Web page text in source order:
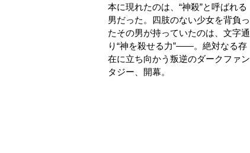
本に現れたのは、“神殺”と呼ばれる
男だった。四肢のない少女を背負っ
たその男が持っていたのは、文字通
り“神を殺せる力”――。絶対なる存
在に立ち向かう叛逆のダークファン
タジー、開幕。